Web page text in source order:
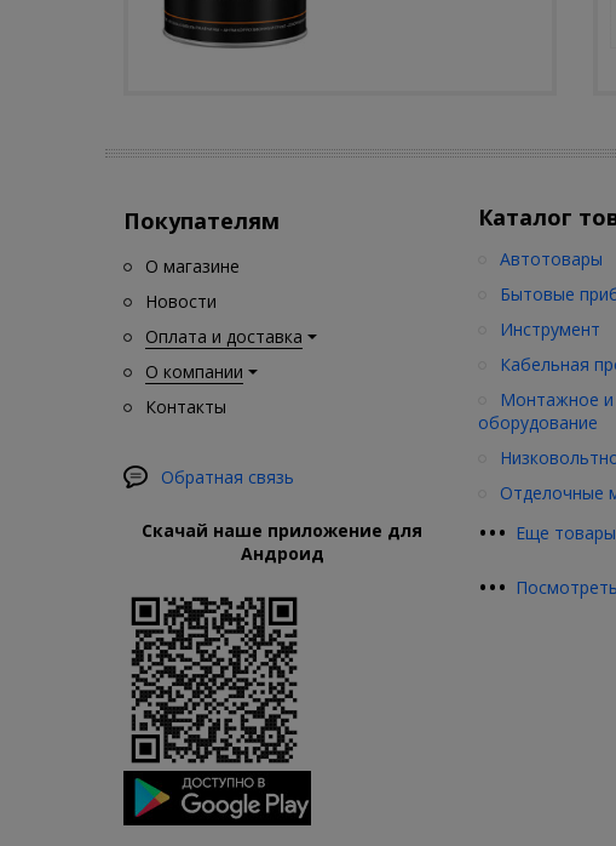
Покупателям
О магазине
Новости
Оплата и доставка
О компании
Контакты
Обратная связь
Скачай наше приложение для
Андроид
Каталог
••• Еще товары
Автотовары
Бытовые
Инструмент
Кабельная
Монтажное и
оборудование
Отделочные
•••